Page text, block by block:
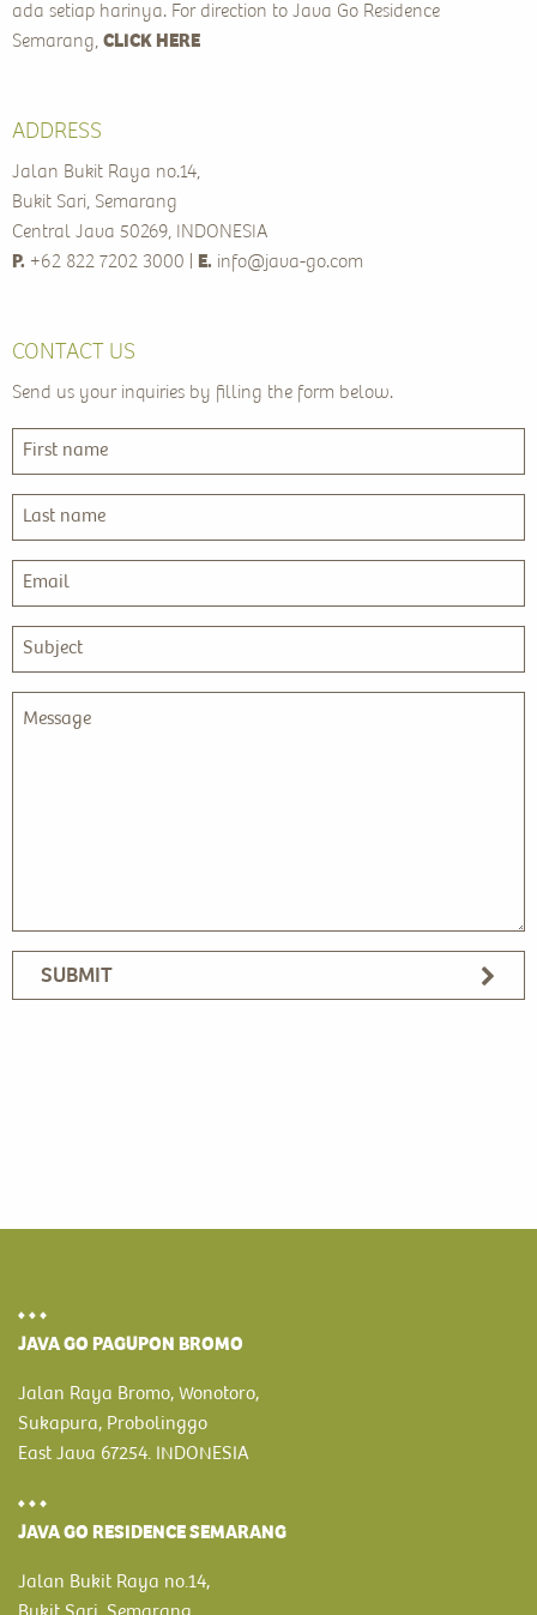
ada setiap harinya. For direction to Java Go Residence
Semarang, CLICK HERE
ADDRESS
Jalan Bukit Raya no.14,
Bukit Sari, Semarang
Central Java 50269, INDONESIA
P. +62 822 7202 3000 | E. info@java-go.com
CONTACT US
Send us your inquiries by filling the form below.
SUBMIT
JAVA GO PAGUPON BROMO
Jalan Raya Bromo, Wonotoro,
Sukapura, Probolinggo
East Java 67254. INDONESIA
JAVA GO RESIDENCE SEMARANG
Jalan Bukit Raya no.14,